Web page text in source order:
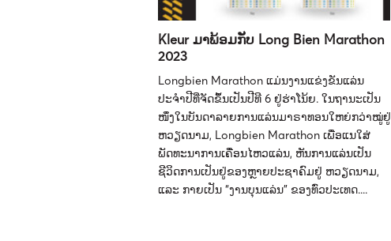
Kleur ມາພ້ອມກັບ Long Bien Marathon
2023
Longbien Marathon ​ແມ່ນ​ງານ​ແຂ່ງຂັນ​ແລ່ນ​
ປະຈຳ​ປີ​ທີ່​ຈັດ​ຂຶ້ນ​ເປັນ​ປີ​ທີ 6 ຢູ່​ຮ່າ​ໂນ້ຍ. ​ໃນ​ຖານະ​ເປັນ​
ໜຶ່ງ​ໃນ​ບັນດາ​ລາຍການ​ແລ່ນ​ມາຣາທອນ​ໃຫຍ່​ກວ່າ​ໝູ່​ຢູ່​
ຫວຽດນາມ, Longbien Marathon ​ເພື່ອ​ແນ​ໃສ່​
ພັດທະນາ​ການ​ເຄື່ອນ​ໄຫວ​ແລ່ນ, ຫັນ​ການ​ແລ່ນ​ເປັນ​
ຊີວິດ​ການ​ເປັນ​ຢູ່​ຂອງ​ຫຼາຍ​ປະຊາ​ຄົມ​ຢູ່ ຫວຽດນາມ, ​
ແລະ ກາຍ​ເປັນ “ງານ​ບຸນ​ແລ່ນ” ຂອງ​ທົ່ວ​ປະ​ເທດ....